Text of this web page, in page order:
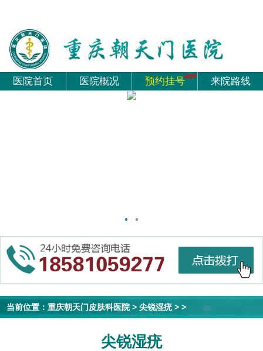
医院首页 医院概况 预约挂号 来院路线
当前位置：重庆朝天门皮肤科医院>尖锐湿疣> >
尖锐湿疣